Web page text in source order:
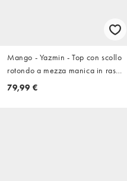
Mango - Yazmin - Top con scollo
rotondo a mezza manica in raso
color prugna con dettaglio in
79,99 €